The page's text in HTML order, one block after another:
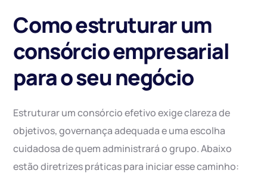
Como estruturar um
consórcio empresarial
para o seu negócio
Estruturar um consórcio efetivo exige clareza de
objetivos, governança adequada e uma escolha
cuidadosa de quem administrará o grupo. Abaixo
estão diretrizes práticas para iniciar esse caminho: